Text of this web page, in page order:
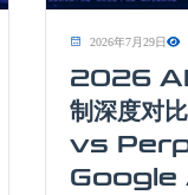
2026年7月29日
2026 AI
制深度对
vs
Google